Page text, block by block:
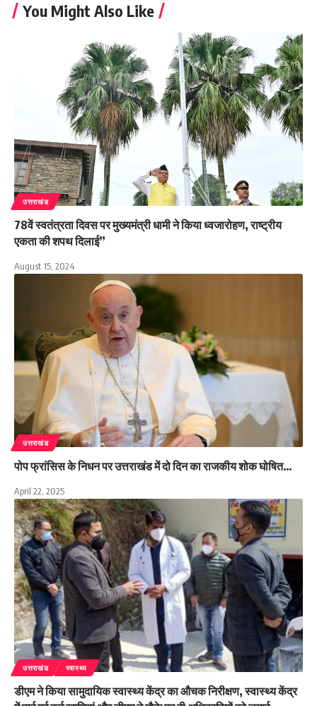
You Might Also Like
उत्तराखंड
78वें स्वतंत्रता दिवस पर मुख्यमंत्री धामी ने किया ध्वजारोहण, राष्ट्रीय
एकता की शपथ दिलाई”
August 15, 2024
उत्तराखंड
पोप फ्रांसिस के निधन पर उत्तराखंड में दो दिन का राजकीय शोक घोषित…
April 22, 2025
उत्तराखंड स्वास्थ्य
डीएम ने किया सामुदायिक स्वास्थ्य केंद्र का औचक निरीक्षण, स्वास्थ्य केंद्र